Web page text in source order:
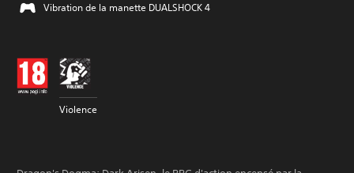
Vibration de la manette DUALSHOCK 4
Violence